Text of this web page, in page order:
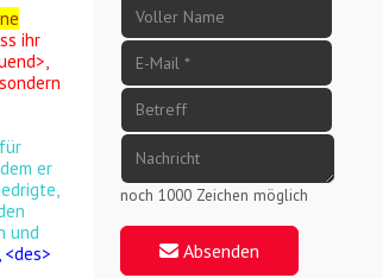
ihr
er
und
noch 1000 Zeichen möglich
Absenden